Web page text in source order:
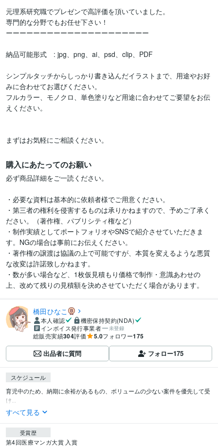
元理系研究職でプレゼンで高評価を頂いていました。
専門的な分野でもお任せ下さい！
ーーーーーーーーーーーーーーーーーーーーー
納品可能形式　: jpg、png、ai、psd、clip、PDF
シンプルタッチからしっかり書き込んだイラストまで、用途やお好
みに合わせてお選びください。
フルカラー、モノクロ、単色塗りなど用途に合わせてご要望をお伝
えください。
まずはお気軽にご相談ください。
購入にあたってのお願い
必ず商品詳細をご一読ください。
・必要な資料は基本的に依頼者様でご用意ください。
・第三者の権利を侵害するものは承りかねますので、予めご了承く
ださい。（著作権、パブリシティ権など）
・制作実績としてポートフォリオやSNSで紹介させていただきま
す。NGの場合は事前にお伝えください。
・著作権の譲渡は協議の上で可能ですが、本質を変えるような悪質
な改変は許諾致しかねます。
・数が多い場合など、1枚仮見積もり価格で制作・意識あわせの
上、改めて残りの見積額を決めさせていただく場合があります。
橋田ひなこ
本人確認
機密保持契約(NDA)
インボイス発行事業者
未登録
総販売実績304評価 5.0フォロワー175
出品者に質問 フォロー175
スケジュール
育児中のため、納期に余裕があるもの、ボリュームの少ない案件を優先して受
け...
すべて見る
受賞歴
第4回医療マンガ大賞 入賞